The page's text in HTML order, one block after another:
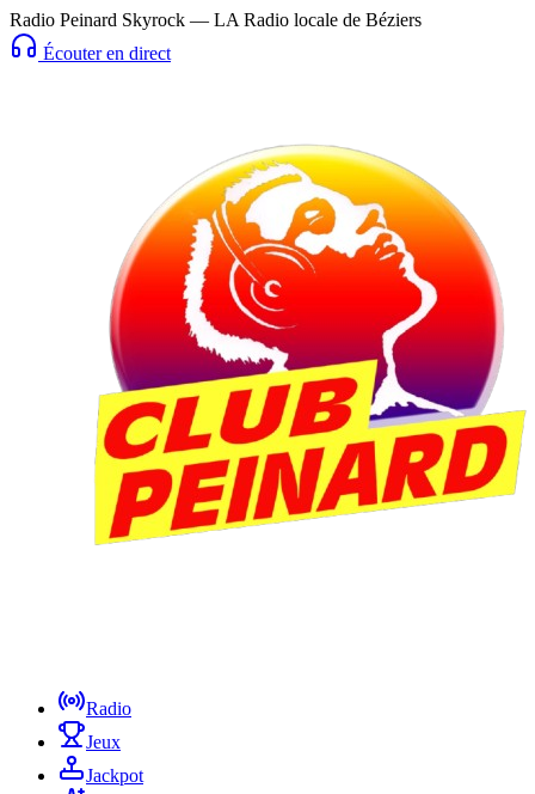
Radio Peinard Skyrock — LA Radio locale de Béziers
Écouter en direct
Radio
Jeux
Jackpot